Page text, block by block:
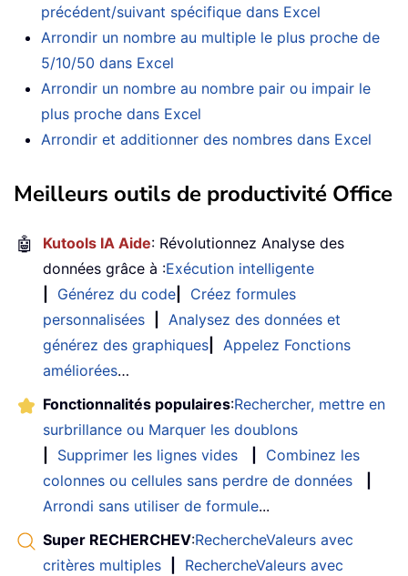
précédent/suivant spécifique dans Excel
Arrondir un nombre au multiple le plus proche de
5/10/50 dans Excel
Arrondir un nombre au nombre pair ou impair le
plus proche dans Excel
Arrondir et additionner des nombres dans Excel
Meilleurs outils de productivité Office
🤖 Kutools IA Aide: Révolutionnez Analyse des
données grâce à :Exécution intelligente
Générez du code
Créez formules
personnalisées
Analysez des données et
générez des graphiques
Appelez Fonctions
améliorées…
Fonctionnalités populaires:Rechercher, mettre en
surbrillance ou Marquer les doublons
Supprimer les lignes vides
Combinez les
colonnes ou cellules sans perdre de données
Arrondi sans utiliser de formule...
Super RECHERCHEV:RechercheValeurs avec
critères multiples
RechercheValeurs avec